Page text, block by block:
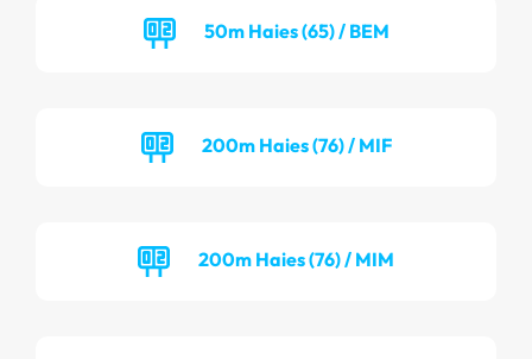
50m Haies (65) / BEM
200m Haies (76) / MIF
200m Haies (76) / MIM